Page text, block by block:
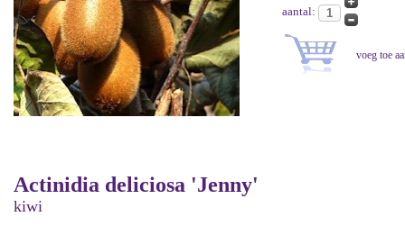
aantal:
Actinidia deliciosa 'Jenny'
kiwi